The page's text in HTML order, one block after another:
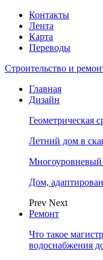
Контакты
Лента
Карта
Переводы
Строительство и
Главная
Дизайн
Геометрическая
Летний дом в
Многоуровневый
Дом,
Prev Next
Ремонт
Что такое
водоснабжения